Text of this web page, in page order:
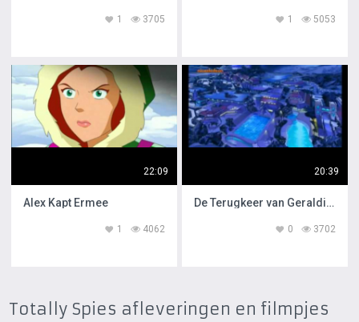
3705
1 5053
1
22:09
Alex Kapt Ermee
4062
1
20:39
De Terugkeer van Geraldine
3702
0
Totally Spies afleveringen en filmpjes